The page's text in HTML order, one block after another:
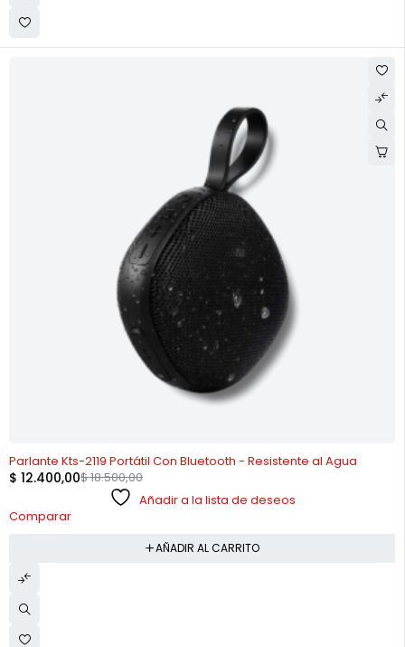
-33%
Parlante Kts-2119 Portátil Con Bluetooth - Resistente al Agua
$18.500,00
$ 12.400,00
Añadir a la lista de deseos
Comparar
AÑADIR AL CARRITO